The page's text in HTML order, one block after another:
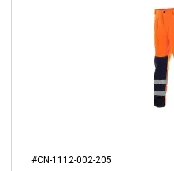
#CN-1112-002-205